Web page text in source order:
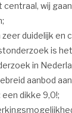
wij
duidelijk en
is
in
aanbod
dikke 9,0!;